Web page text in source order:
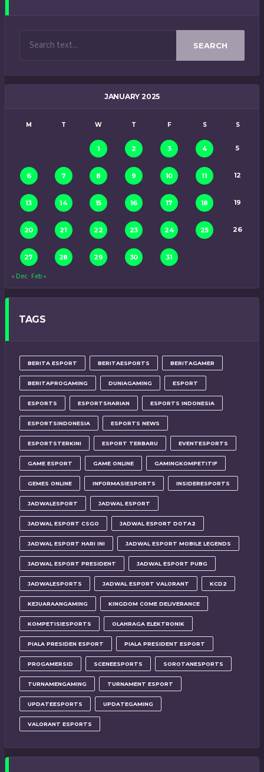
SEARCH
JANUARY 2025
M T W T F S S
1 2 3 4 5
6 7 8 9 10 11 12
13 14 15 16 17 18 19
20 21 22 23 24 25 26
27 28 29 30 31
« Dec Feb »
TAGS
BERITA ESPORT BERITAESPORTS BERITAGAMER
BERITAPROGAMING DUNIAGAMING ESPORT
ESPORTS ESPORTSHARIAN ESPORTS INDONESIA
ESPORTSINDONESIA ESPORTS NEWS
ESPORTSTERKINI ESPORT TERBARU EVENTESPORTS
GAME ESPORT GAME ONLINE GAMINGKOMPETITIF
GEMES ONLINE INFORMASIESPORTS INSIDERESPORTS
JADWALESPORT JADWAL ESPORT
JADWAL ESPORT CSGO JADWAL ESPORT DOTA2
JADWAL ESPORT HARI INI JADWAL ESPORT MOBILE LEGENDS
JADWAL ESPORT PRESIDENT JADWAL ESPORT PUBG
JADWALESPORTS JADWAL ESPORT VALORANT KCD2
KEJUARAANGAMING KINGDOM COME DELIVERANCE
KOMPETISIESPORTS OLAHRAGA ELEKTRONIK
PIALA PRESIDEN ESPORT PIALA PRESIDENT ESPORT
PROGAMERSID SCENEESPORTS SOROTANESPORTS
TURNAMENGAMING TURNAMENT ESPORT
UPDATEESPORTS UPDATEGAMING
VALORANT ESPORTS